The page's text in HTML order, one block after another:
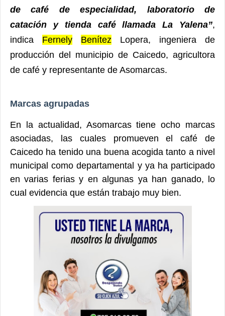
de café de especialidad, laboratorio de
catación y tienda café llamada La Yalena”,
indica Fernely Benítez Lopera, ingeniera de
producción del municipio de Caicedo, agricultora
de café y representante de Asomarcas.
Marcas agrupadas
En la actualidad, Asomarcas tiene ocho marcas
asociadas, las cuales promueven el café de
Caicedo ha tenido una buena acogida tanto a nivel
municipal como departamental y ya ha participado
en varias ferias y en algunas ya han ganado, lo
cual evidencia que están trabajo muy bien.